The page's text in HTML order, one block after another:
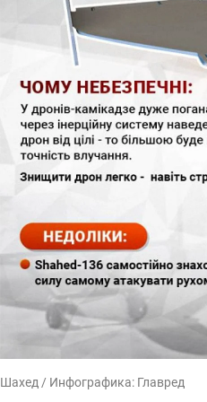
Шахед / Инфографика: Главред